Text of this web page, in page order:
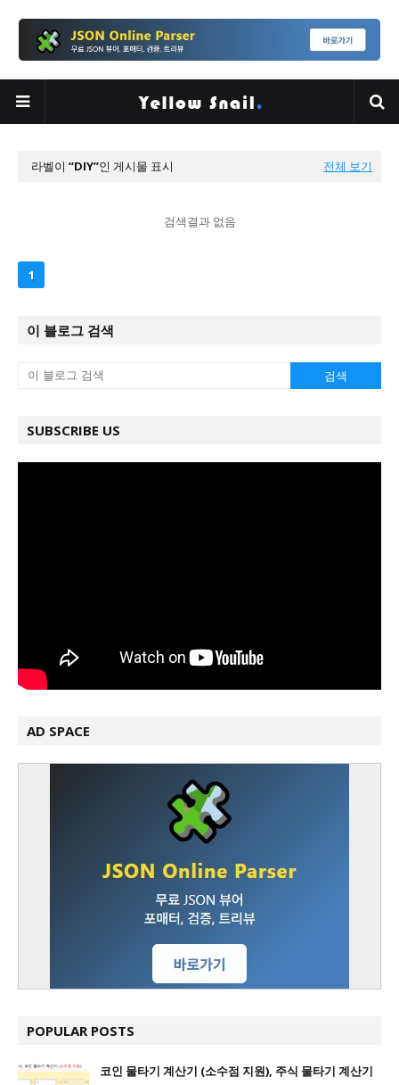
라벨이 DIY 인 게시물 표시 전체 보기
검색결과 없음
1
이 블로그 검색
SUBSCRIBE US
AD SPACE
POPULAR POSTS
코인 물타기 계산기 (소수점 지원), 주식 물타기 계산기